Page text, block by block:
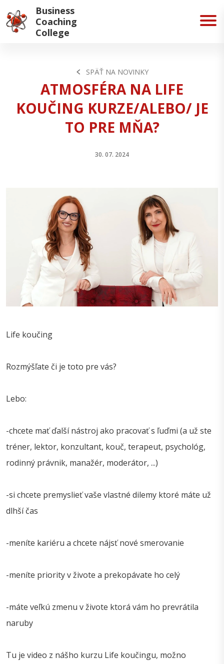
Business
Coaching
College
SPÄŤ NA NOVINKY
ATMOSFÉRA NA LIFE
KOUČING KURZE/ALEBO/ JE
TO PRE MŇA?
30. 07. 2024
Life koučing
Rozmýšľate či je toto pre vás?
Lebo:
-chcete mať ďalší nástroj ako pracovať s ľuďmi (a už ste
tréner, lektor, konzultant, kouč, terapeut, psychológ,
rodinný právnik, manažér, moderátor, ...)
-si chcete premyslieť vaše vlastné dilemy ktoré máte už
dlhší čas
-meníte kariéru a chcete nájsť nové smerovanie
-meníte priority v živote a prekopávate ho celý
-máte veľkú zmenu v živote ktorá vám ho prevrátila
naruby
Tu je video z nášho kurzu Life koučingu, možno